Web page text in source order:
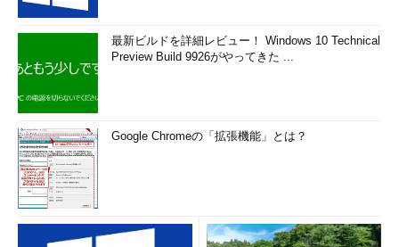
最新ビルドを詳細レビュー！ Windows 10 Technical
Preview Build 9926がやってきた ...
Google Chromeの「拡張機能」とは？